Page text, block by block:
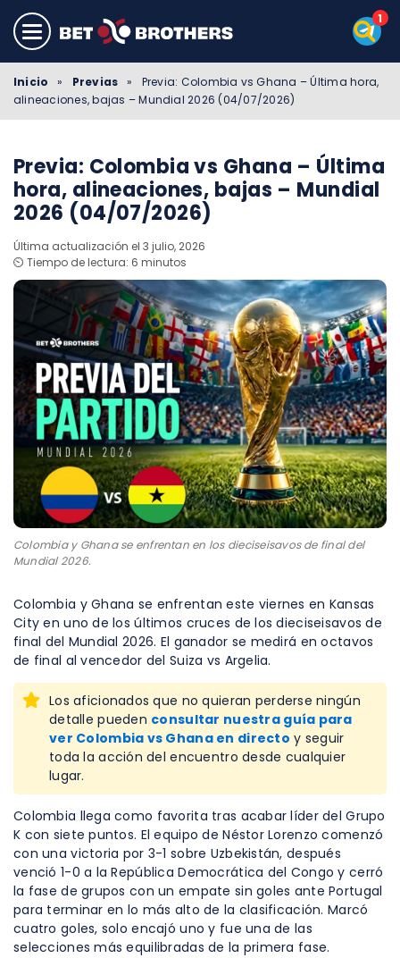
Inicio » Previas »
Previa: Colombia vs Ghana – Última hora,
alineaciones, bajas – Mundial 2026 (04/07/2026)
Previa: Colombia vs Ghana – Última
hora, alineaciones, bajas – Mundial
2026 (04/07/2026)
Última actualización el 3 julio, 2026
⏲️ Tiempo de lectura: 6 minutos
Colombia y Ghana se enfrentan en los dieciseisavos de final del
Mundial 2026.
Colombia y Ghana se enfrentan este viernes en Kansas
City en uno de los últimos cruces de los dieciseisavos de
final del Mundial 2026. El ganador se medirá en octavos
de final al vencedor del Suiza vs Argelia.
Los aficionados que no quieran perderse ningún
detalle pueden consultar nuestra guía para
ver Colombia vs Ghana en directo y seguir
toda la acción del encuentro desde cualquier
lugar.
Colombia llega como favorita tras acabar líder del Grupo
K con siete puntos. El equipo de Néstor Lorenzo comenzó
con una victoria por 3-1 sobre Uzbekistán, después
venció 1-0 a la República Democrática del Congo y cerró
la fase de grupos con un empate sin goles ante Portugal
para terminar en lo más alto de la clasificación. Marcó
cuatro goles, solo encajó uno y fue una de las
selecciones más equilibradas de la primera fase.